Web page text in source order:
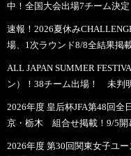
中！全国大会出場7チーム決定
速報！2026夏休み
場、1次ラウンド8/8全結果掲
ALL JAPAN SUMMER
ン）！38チーム出場！ 未判
2026年度 皇后杯JFA第48回全
京・栃木 組合せ掲載！9/5開
2026年度 第30回関東女子ユ